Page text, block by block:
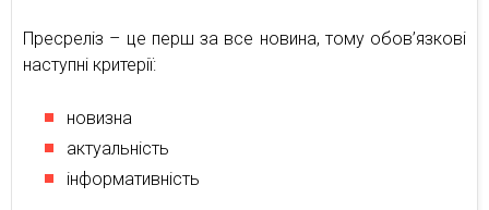
Пресреліз – це перш за все новина, тому обов’язкові
наступні критерії:
новизна
актуальність
інформативність